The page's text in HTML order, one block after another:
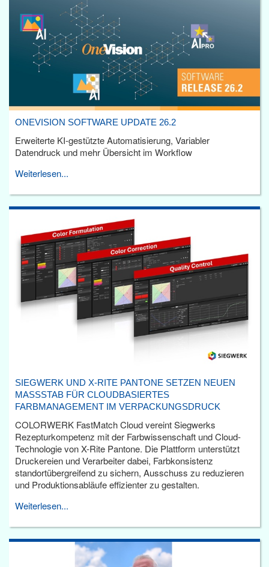
ONEVISION SOFTWARE UPDATE 26.2
Erweiterte KI-gestützte Automatisierung, Variabler
Datendruck und mehr Übersicht im Workflow
Weiterlesen...
SIEGWERK UND X-RITE PANTONE SETZEN NEUEN
MASSSTAB FÜR CLOUDBASIERTES F
ARBMANAGEMENT IM VERPACKUNGSDRUCK
COLORWERK FastMatch Cloud vereint Siegwerks
Rezepturkompetenz mit der Farbwissenschaft und Cloud-
Technologie von X-Rite Pantone. Die Plattform unterstützt
Druckereien und Verarbeiter dabei, Farbkonsistenz
standortübergreifend zu sichern, Ausschuss zu reduzieren
und Produktionsabläufe effizienter zu gestalten.
Weiterlesen...